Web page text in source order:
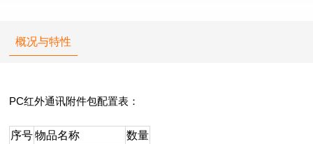
概况与特性
PC红外通讯附件包配置表：
序号 物品名称
数量